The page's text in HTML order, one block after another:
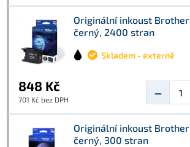
Originální inkoust Brother
černý, 2400 stran
Skladem - externě
848 Kč
701 Kč bez DPH −
Originální inkoust Brother
černý, 300 stran